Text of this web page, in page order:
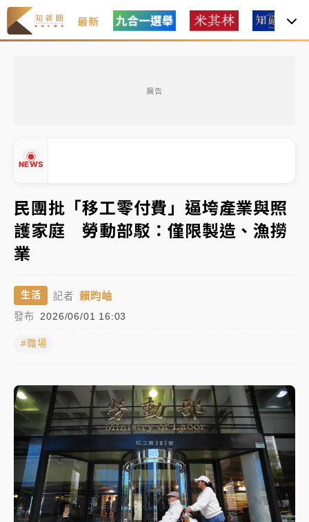
最新
廣告
NEWS
周末精選｜
物醫籲多吃蔬果代謝
《知新聞》揭「運科計畫」人體實驗黑幕 運動部不追
究！遭監委質疑
台股處置新制明天上路 4大鬆綁一次看
周末精選｜
員工犯案 破案關鍵曝
雨不穩定」
水觀浪恐重罰失血
周末精選｜ 苯駢芘無安全攝取值！致癌苦茶油下肚 毒
物醫籲多吃蔬果代謝
《知新聞》揭「運科計畫」人體實驗黑幕 運動部不追
究！遭監委質疑
台股處置新制明天上路 4大鬆綁一次看
▲
▼
民團批「移工零付費」逼垮產業與照
護家庭 勞動部駁：僅限製造、漁撈
業
生活 記者 賴昀岫
發布 2026/06/01 16:03
#職場